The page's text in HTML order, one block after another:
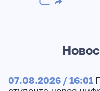
07.08.2026 / 16:01